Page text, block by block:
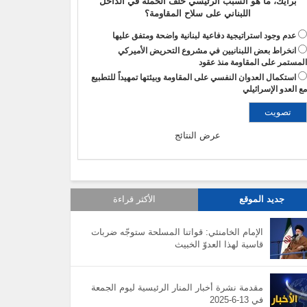
اللبناني على سلاح المقاومة؟
عدم وجود استراتيجية دفاعية لبنانية واضحة ومتفق عليها
انخراط بعض اللبنانيين في مشروع التحريض الأميركي
المستمر على المقاومة منذ عقود
استكمال العدوان النفسي على المقاومة وبيئتها تمهيداً للتطبيع
مع العدو الإسرائيلي
عرض النتائج
جديد الموقع الأكثر قراءة
الإمام الخامنئي: قواتنا المسلحة ستوجّه ضربات
قاسية لهذا العدوّ الخبيث
مقدمة نشرة أخبار المنار الرئيسية ليوم الجمعة
في 13-6-2025